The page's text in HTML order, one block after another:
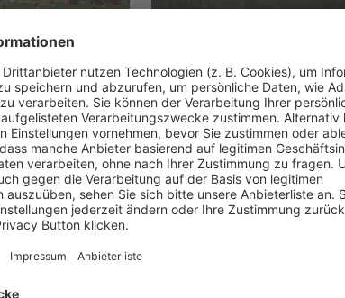
- TSV
WIESENBACH, 0-1
UNSERE NEUIGKEITEN FÜR DICH